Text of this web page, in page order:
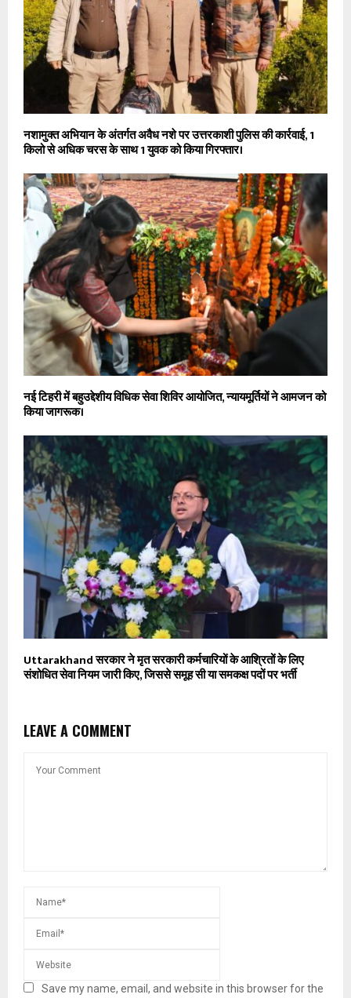
नशामुक्त अभियान के अंतर्गत अवैध नशे पर उत्तरकाशी पुलिस की कार्रवाई, 1
किलो से अधिक चरस के साथ 1 युवक को किया गिरफ्तार।
नई टिहरी में बहुउद्देशीय विधिक सेवा शिविर आयोजित, न्यायमूर्तियों ने आमजन को
किया जागरूक।
Uttarakhand सरकार ने मृत सरकारी कर्मचारियों के आश्रितों के लिए
संशोधित सेवा नियम जारी किए, जिससे समूह सी या समकक्ष पदों पर भर्ती
LEAVE A COMMENT
Save my name, email, and website in this browser for the